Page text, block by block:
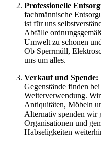
Professionelle
fachmännische
ist für uns
Abfälle
Umwelt zu schonen
Ob Sperrmüll,
uns um alles.
Verkauf und Spende:
Gegenstände finden
Weiterverwendung.
Antiquitäten, Möbeln
Alternativ spenden wir
Organisationen und
Habseligkeiten